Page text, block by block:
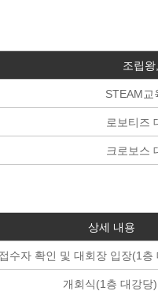
조립
STEAM교
로보티즈
크로보스
상세 내용
접수자 확인 및 대회장 입장(1층
개회식(1층 대강당)